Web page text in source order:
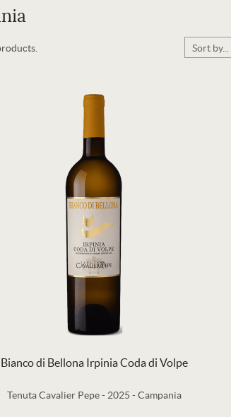
Sort by...
Bianco di Bellona Irpinia Coda di Volpe
Tenuta Cavalier Pepe - 2025 -Campania